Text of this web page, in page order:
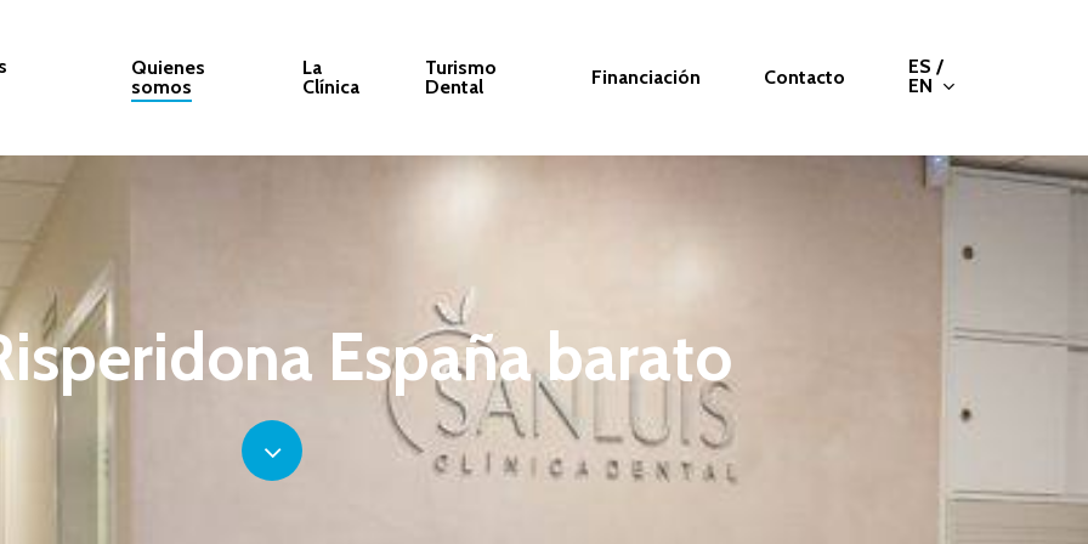
Quienes
somos
La
Clínica
Turismo
Dental
Financiación Contacto
ES /
EN
Españabarato